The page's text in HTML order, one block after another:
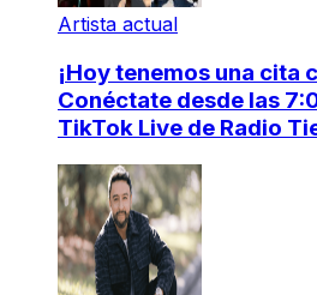
Artista actual
¡Hoy tenemos una cita
Conéctate desde las
TikTok Live de Radio